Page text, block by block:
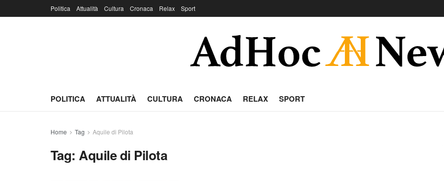
Politica Attualità Cultura Cronaca Relax Sport
POLITICA ATTUALITÀ CULTURA CRONACA RELAX SPORT
Home Tag Aquile di Pilota
Tag:Aquile di Pilota